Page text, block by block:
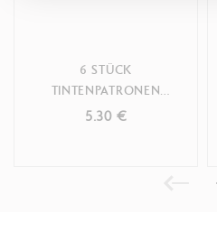
6 STÜCK
TINTENPATRONEN
FÜLLFEDERHALTER
5.30 €